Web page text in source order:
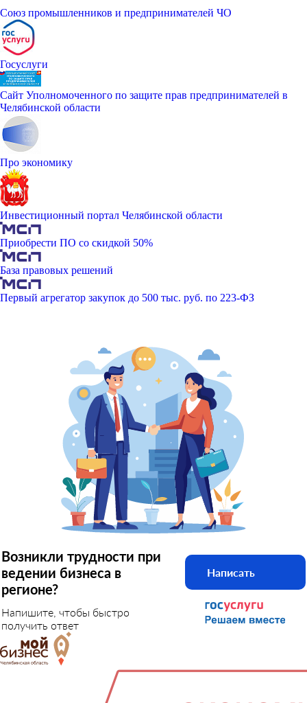
Союз промышленников и предпринимателей ЧО
Госуслуги
Сайт Уполномоченного по защите прав предпринимателей в
Челябинской области
Про экономику
Инвестиционный портал Челябинской области
Приобрести ПО со скидкой 50%
База правовых решений
Первый агрегатор закупок до 500 тыс. руб. по 223-ФЗ
Возникли трудности при
ведении бизнеса в
регионе?
Напишите, чтобы быстро
получить ответ
Написать